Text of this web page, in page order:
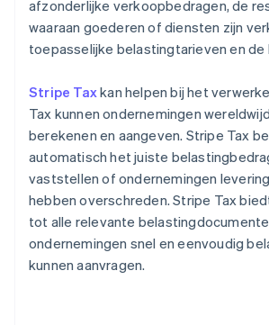
afzonderlijke verkoopbedragen, de
waaraan goederen of diensten zijn
toepasselijke belastingtarieven en de
Stripe Taxkan helpen bij het
Tax kunnen ondernemingen
berekenen en aangeven. Stripe Tax
automatisch het juiste
vaststellen of ondernemingen
hebben overschreden. Stripe Tax
tot alle relevante
ondernemingen snel en eenvoudig
kunnen aanvragen.